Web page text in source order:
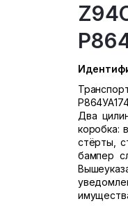
Два
коробка:
стёрты,
бампер